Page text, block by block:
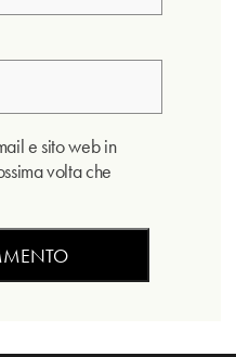
e sito web in
volta che